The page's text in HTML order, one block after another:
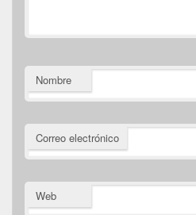
Nombre
Correo electrónico
Web